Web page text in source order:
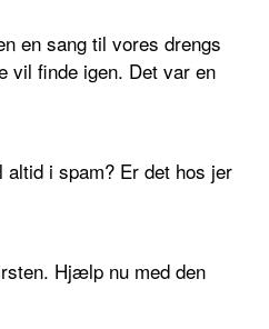
en sang til vores drengs
vil finde igen. Det var en
altid i spam? Er det hos jer
Hjælp nu med den